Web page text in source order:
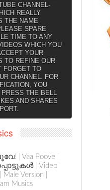
CHANNEL-
REALLY
THE NAME
SPARE
TIME TO ANY
WHICH YOU
YOUR
TO REFINE OUR
FORGET TO
CHANNEL. FOR
YOU
PRESS THE BELL
AND SHARES
| Vaa Poove |
| Video
Male Version |
Musics